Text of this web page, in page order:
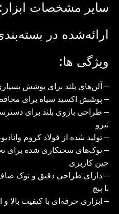
سایر مشخصات ابزار:
ارائه‌شده در
ویژگی ها:
– آلن‌های بلند برای پوشش بسیاری
– پوشش اکسید سیاه برای
– طراحی بازوی بلند برای
نیرو
– تولید شده از فولاد کروم
– نوک‌های سختکاری شده برای
حین کاربری
– دارای طراحی دقیق و نوک
با پیچ
– ابزاری حرفه‌ای با کیفیت بالا و